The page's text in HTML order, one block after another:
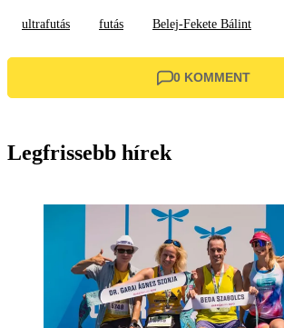
ultrafutás futás Belej-Fekete Bálint
0 KOMMENT
Legfrissebb hírek